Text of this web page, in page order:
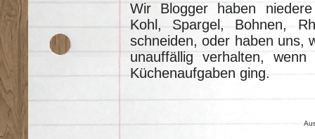
Wir Blogger haben
Kohl, Spargel, Bohnen,
schneiden, oder haben uns,
unauffällig verhalten,
Küchenaufgaben ging.